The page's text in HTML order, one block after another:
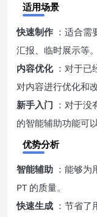
适用场景
快速制作 ：适合
汇报、临时展示等。
内容优化 ：对于
对内容进行优化和改
新手入门 ：对于
的智能辅助功能可
优势分析
智能辅助 ：能够
PT 的质量。
快速生成 ：节省了